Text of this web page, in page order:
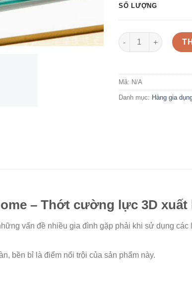
SỐ LƯỢNG
Thớt kính cường lực
Mã: N/A
Danh mục: Hàng gia
– Thớt cường lực 3D xuất
vấn đề nhiều gia đình gặp phải khi sử dụng
bền bỉ là điểm nổi trội của sản phẩm này.